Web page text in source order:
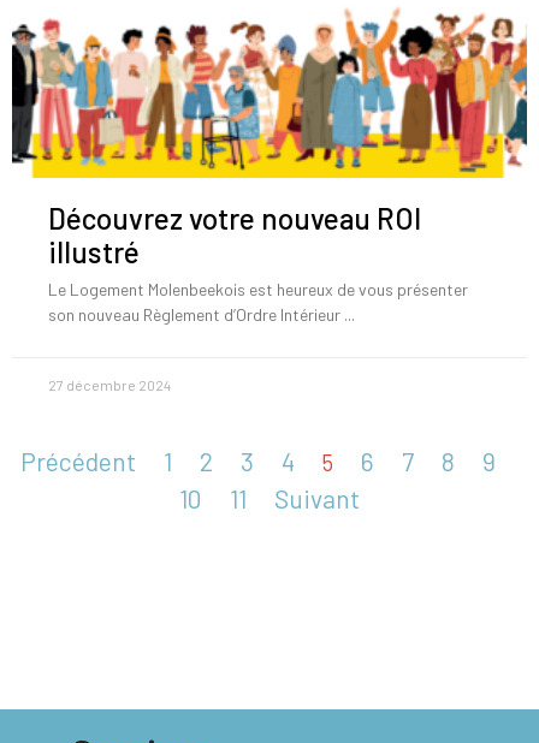
Découvrez votre nouveau ROI
illustré
Le Logement Molenbeekois est heureux de vous présenter
son nouveau Règlement d’Ordre Intérieur
27 décembre 2024
Précédent 1 2 3 4 5 6 7 8
9
10
11 Suivant